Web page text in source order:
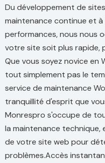
Du développement de
maintenance continue et
performances, nous nous
votre site soit plus rapide,
Que vous soyez novice en
tout simplement pas le
service de maintenance
tranquillité d'esprit que
Monrespro s'occupe de
la maintenance technique,
de votre site web pour
problèmes.Accès